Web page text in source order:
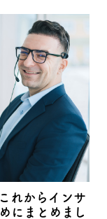
れからインサ
にまとめまし